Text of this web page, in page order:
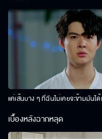
แค่เส้นบาง ๆ ที่ฉันไม่เคยจะข้ามมันได้
เบื้องหลังฉากหลุด